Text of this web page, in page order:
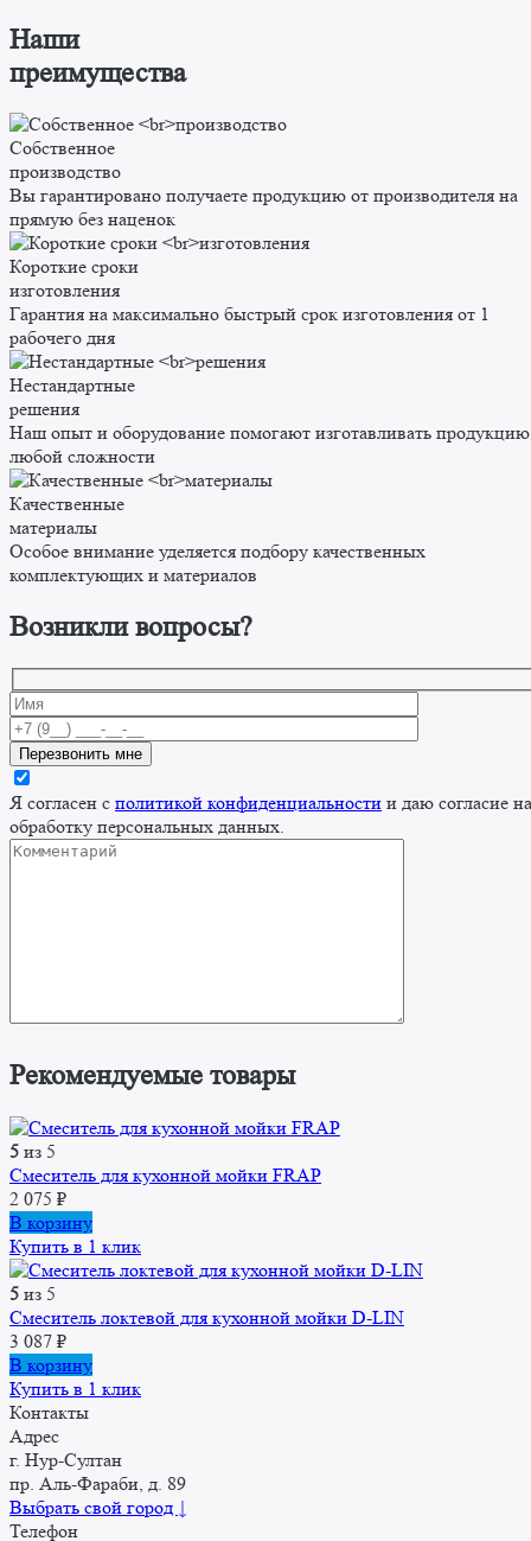
Наши
преимущества
Собственное
производство
Вы гарантировано получаете продукцию от производителя на
прямую без наценок
Короткие сроки
изготовления
Гарантия на максимально быстрый срок изготовления от 1
рабочего дня
Нестандартные
решения
Наш опыт и оборудование помогают изготавливать продукцию
любой сложности
Качественные
материалы
Особое внимание уделяется подбору качественных
комплектующих и материалов
Возникли вопросы?
Я согласен с политикой конфиденциальности и даю согласие на
обработку персональных данных.
Рекомендуемые товары
5 из 5
Смеситель для кухонной мойки FRAP
2 075 ₽
В корзину
Купить в 1 клик
5 из 5
Смеситель локтевой для кухонной мойки D-LIN
3 087 ₽
В корзину
Купить в 1 клик
Контакты
Адрес
г. Нур-Cултан
пр. Аль-Фараби, д. 89
Выбрать свой город ↓
Телефон